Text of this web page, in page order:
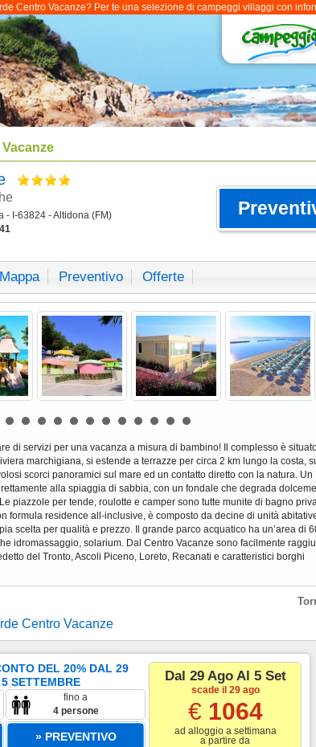
Centro Vacanze? Per te una selezione di campeggi villaggi con
- I-63824 - Altidona (FM)
Mappa Preventivo Offerte
di servizi per una vacanza a misura di bambino! Il complesso è
marchigiana, si estende a terrazze per circa 2 km lungo la costa,
scorci panoramici sul mare ed un contatto diretto con la natura. Un
alla spiaggia di sabbia, con un fondale che degrada
piazzole per tende, roulotte e camper sono tutte munite di bagno
formula residence all-inclusive, è composto da decine di unità
scelta per qualità e prezzo. Il grande parco acquatico ha un’area di
idromassaggio, solarium. Dal Centro Vacanze sono facilmente
del Tronto, Ascoli Piceno, Loreto, Recanati e caratteristici borghi
Centro Vacanze
DEL 20% DAL 29
SETTEMBRE
fino a
4 persone
» PREVENTIVO
Dal 29 Ago Al 5 Set
scade il 29 ago
€ 1064
ad alloggio a settimana
a partire da